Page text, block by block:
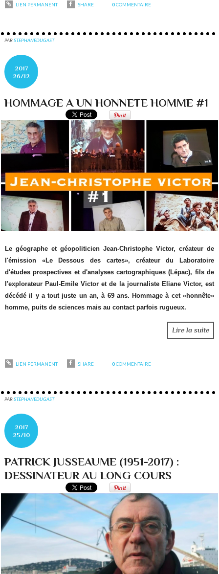
LIEN PERMANENT SHARE 0 COMMENTAIRE
PARSTEPHANEDUGAST
2017
26/12
HOMMAGE A UN HONNETE HOMME #1
Le géographe et géopoliticien Jean-Christophe Victor, créateur de
l'émission «Le Dessous des cartes», créateur du Laboratoire
d'études prospectives et d'analyses cartographiques (Lépac), fils de
l'explorateur Paul-Emile Victor et de la journaliste Eliane Victor, est
décédé il y a tout juste un an, à 69 ans. Hommage à cet «honnête»
homme, puits de sciences mais au contact parfois rugueux.
Lire la suite
LIEN PERMANENT SHARE 0 COMMENTAIRE
PARSTEPHANEDUGAST
2017
25/10
PATRICK JUSSEAUME (1951-2017) :
DESSINATEUR AU LONG COURS